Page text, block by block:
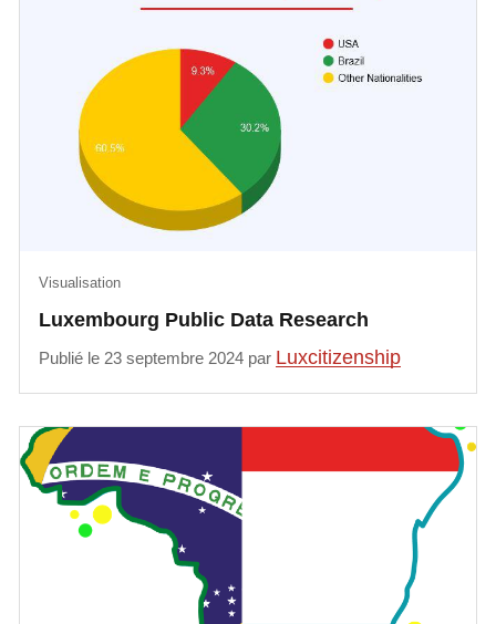
Luxembourg Public Data Research
Visualisation
Publié le 23 septembre 2024 par Luxcitizenship